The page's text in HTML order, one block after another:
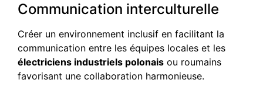
Communication interculturelle
Créer un environnement inclusif en facilitant la
communication entre les équipes locales et les
électriciens industriels polonais ou roumains
favorisant une collaboration harmonieuse.